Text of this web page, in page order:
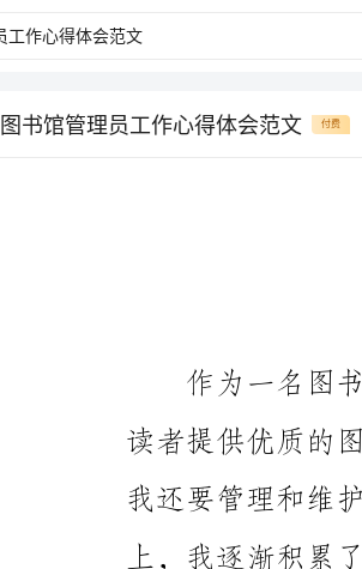
图书馆管理员工作心得体会范文 付费